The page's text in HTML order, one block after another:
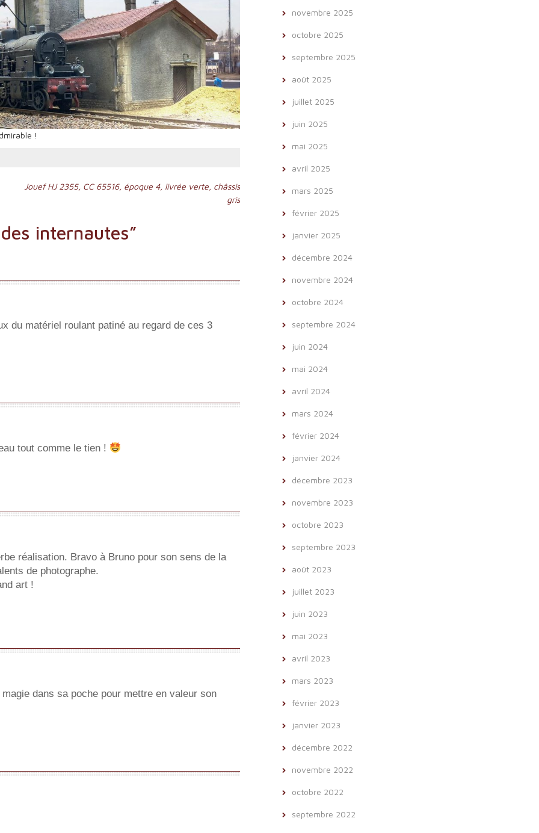
!
Jouef HJ 2355, CC 65516, époque 4, livrée verte, châssis
gris
internautes”
du matériel roulant patiné au regard de ces 3
tout comme le tien !
réalisation. Bravo à Bruno pour son sens de la
de photographe.
art !
magie dans sa poche pour mettre en valeur son
novembre 2025
octobre 2025
septembre 2025
août 2025
juillet 2025
juin 2025
mai 2025
avril 2025
mars 2025
février 2025
janvier 2025
décembre 2024
novembre 2024
octobre 2024
septembre 2024
juin 2024
mai 2024
avril 2024
mars 2024
février 2024
janvier 2024
décembre 2023
novembre 2023
octobre 2023
septembre 2023
août 2023
juillet 2023
juin 2023
mai 2023
avril 2023
mars 2023
février 2023
janvier 2023
décembre 2022
novembre 2022
octobre 2022
septembre 2022